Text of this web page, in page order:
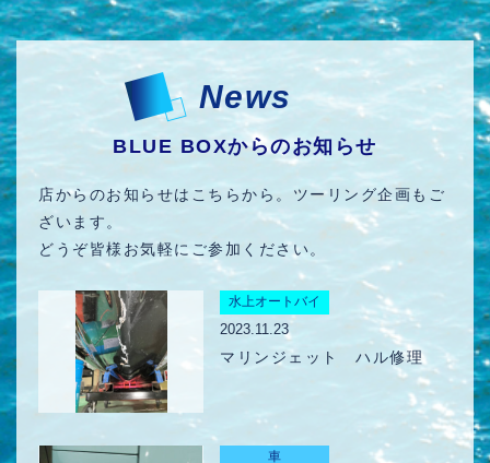
News
BLUE BOXからのお知らせ
店からのお知らせはこちらから。ツーリング企画もご
ざいます。
どうぞ皆様お気軽にご参加ください。
2023.11.23
マリンジェット ハル修理